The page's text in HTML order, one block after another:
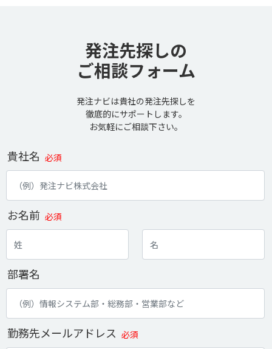
発注先探しの
ご相談フォーム
発注ナビは貴社の発注先探しを
徹底的にサポートします。
お気軽にご相談下さい。
貴社名 必須
お名前 必須
部署名
勤務先メールアドレス 必須